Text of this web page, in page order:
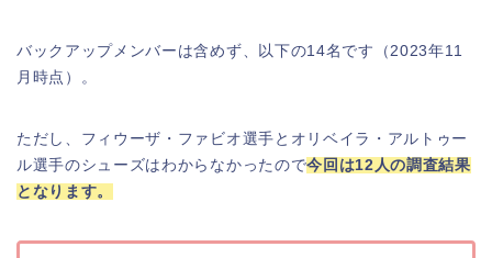
バックアップメンバーは含めず、以下の14名です（2023年11
月時点）。
ただし、フィウーザ・ファビオ選手とオリベイラ・アルトゥー
ル選手のシューズはわからなかったので今回は12人の調査結果
となります。